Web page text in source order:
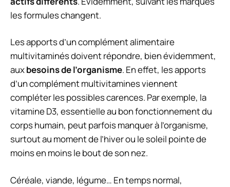
les formules changent.
Les apports d’un complément alimentaire
multivitaminés doivent répondre, bien évidemment,
auxbesoins de l’organisme. En effet, les apports
d’un complément multivitamines viennent
compléter les possibles carences. Par exemple, la
vitamine D3, essentielle au bon fonctionnement du
corps humain, peut parfois manquer à l’organisme,
surtout au moment de l’hiver ou le soleil pointe de
moins en moins le bout de son nez.
Céréale, viande, légume… En temps normal,